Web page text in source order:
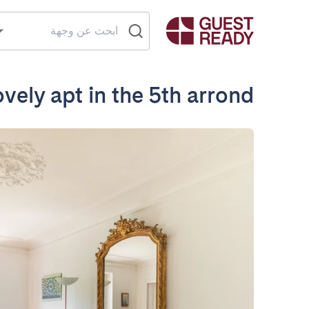
apt in the 5th arrond.